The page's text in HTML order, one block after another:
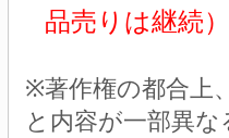
品売りは継続）
※著作権の都合上
と内容が一部異な